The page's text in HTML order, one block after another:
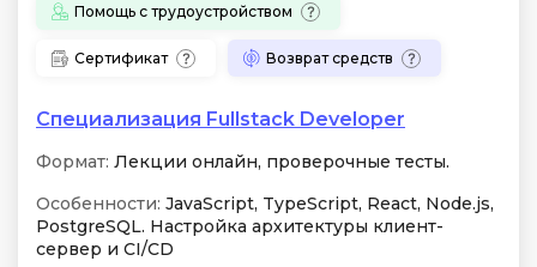
Помощь с трудоустройством
Сертификат Возврат средств
Специализация Fullstack Developer
Формат: Лекции онлайн, проверочные тесты.
Особенности: JavaScript, TypeScript, React, Node.js,
PostgreSQL. Настройка архитектуры клиент-
сервер и CI/CD